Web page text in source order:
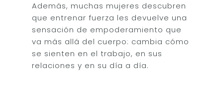
Además, muchas mujeres descubren
que entrenar fuerza les devuelve una
sensación de empoderamiento que
va más allá del cuerpo: cambia cómo
se sienten en el trabajo, en sus
relaciones y en su día a día.